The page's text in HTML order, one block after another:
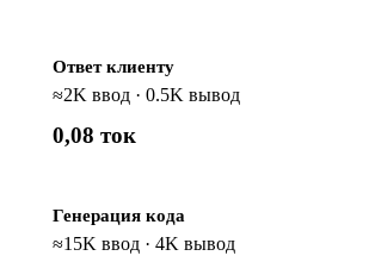
Ответ клиенту
≈2K ввод · 0.5K вывод
0,08 ток
Генерация кода
≈15K ввод · 4K вывод